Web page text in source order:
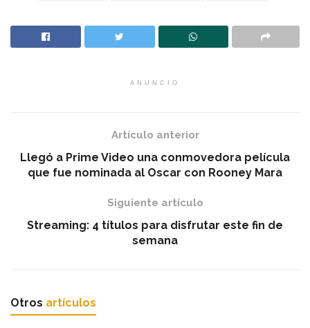
ANUNCIO
Artículo anterior
Llegó a Prime Video una conmovedora película
que fue nominada al Oscar con Rooney Mara
Siguiente artículo
Streaming: 4 títulos para disfrutar este fin de
semana
Otros artículos